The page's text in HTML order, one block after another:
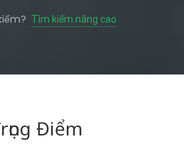
Tìm kiếm nâng cao
Điểm